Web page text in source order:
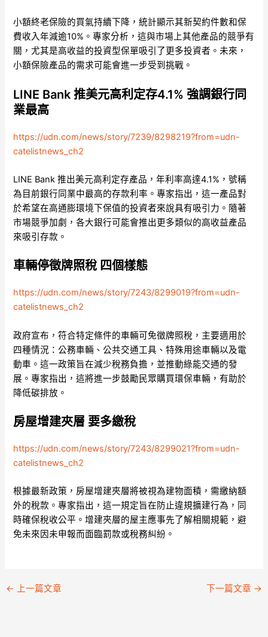
小額終老保險的買氣持續下降，統計顯示其新契約件數和保
費收入年減逾10%。專家分析，這與市場上其他產品的競爭有
關，尤其是高收益的投資型保單吸引了更多投資者。未來，
小額保險產品的需求可能會進一步受到挑戰。
LINE Bank 推美元高利定存4.1% 強調銀行同
業最高
https://udn.com/news/story/7239/8298219?from=udn-
catelistnews_ch2
LINE Bank 推出美元高利定存產品，年利率高達4.1%，號稱
為目前銀行同業中最高的存款利率。專家指出，這一產品對
於希望在高通膨環境下保值的投資者來說具有吸引力。隨著
市場競爭加劇，各大銀行可能會推出更多類似的高收益產品
來吸引存款。
車輛停徵牌照稅 四個樣態
https://udn.com/news/story/7243/8299019?from=udn-
catelistnews_ch2
政府宣布，符合特定條件的車輛可免徵牌照稅，主要適用於
四種情況：公務車輛、公共交通工具、特殊用途車輛以及電
動車。這一政策旨在減少稅務負擔，並推動綠能交通的發
展。專家指出，這將進一步鼓勵民眾購買環保車輛，有助於
降低碳排放。
房屋增建夾層 要多繳稅
https://udn.com/news/story/7243/8299021?from=udn-
catelistnews_ch2
根據最新政策，房屋增建夾層將被視為建物面積，需繳納額
外的稅款。專家指出，這一規定旨在防止違規擴建行為，同
時確保稅收公平。增建夾層的屋主應事先了解相關規範，避
免未來因未申報而面臨罰款或稅務糾紛。
← 上一篇文章 下一篇文章 →